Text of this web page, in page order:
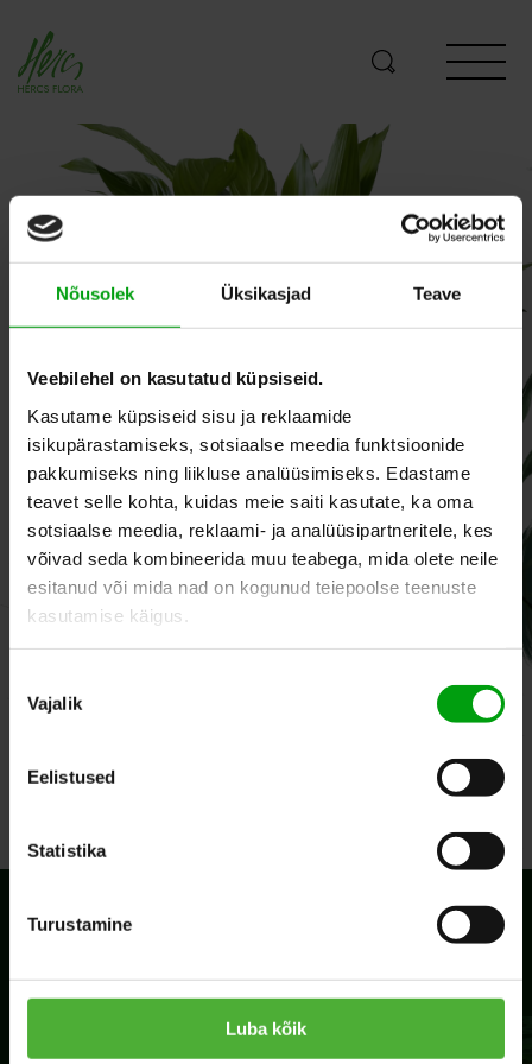
Nõusolek Üksikasjad Teave
Veebilehel on kasutatud küpsiseid.
Kasutame küpsiseid sisu ja reklaamide
isikupärastamiseks, sotsiaalse meedia funktsioonide
pakkumiseks ning liikluse analüüsimiseks. Edastame
teavet selle kohta, kuidas meie saiti kasutate, ka oma
sotsiaalse meedia, reklaami- ja analüüsipartneritele, kes
võivad seda kombineerida muu teabega, mida olete neile
esitanud või mida nad on kogunud teiepoolse teenuste
kasutamise käigus.
valik
Vajalik
Eelistused
Statistika
Turustamine
Luba kõik
+372 55652832
Tondi 17b, Tallinn